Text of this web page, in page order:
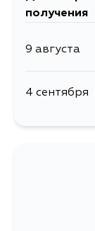
получения
9 августа
4 сентября